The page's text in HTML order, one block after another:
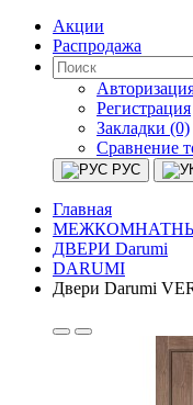
Акции
Распродажа
Регистрация
Закладки (0)
Сравнение
РУС
Главная
ДВЕРИ Darumi
DARUMI
Двери Darumi